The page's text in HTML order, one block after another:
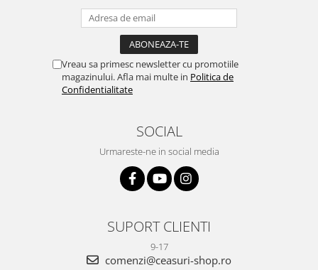
Vreau sa primesc newsletter cu promotiile
magazinului. Afla mai multe in Politica de
Confidentialitate
SOCIAL
Urmareste-ne in social media
SUPORT CLIENTI
9-17
comenzi@ceasuri-shop.ro